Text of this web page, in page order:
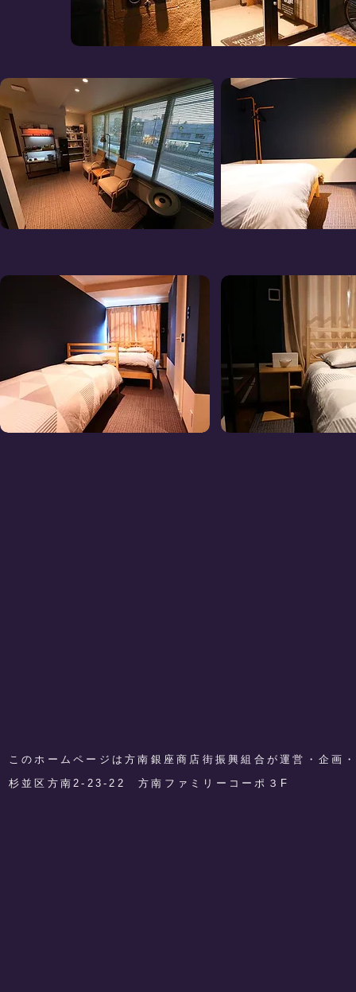
このホームページは方南銀座商店街振興組合が運営・企画
​杉並区方南2-23-22 方南ファミリーコーポ３F